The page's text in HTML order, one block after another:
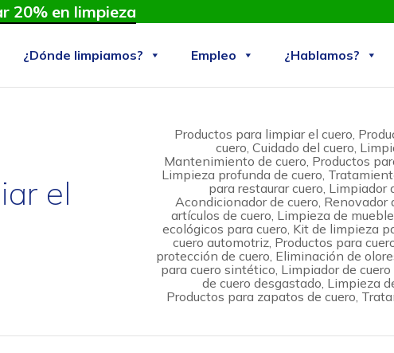
20% en limpieza
¿Dónde limpiamos? Empleo ¿Hablamos?
el
Productos para limpiar el cuero,
cuero, Cuidado del cuero,
Mantenimiento de cuero, Productos
Limpieza profunda de cuero,
para restaurar cuero, Limpiador
Acondicionador de cuero, Renovador
artículos de cuero, Limpieza de
ecológicos para cuero, Kit de limpieza
cuero automotriz, Productos para
protección de cuero, Eliminación de
para cuero sintético, Limpiador de
de cuero desgastado, Limpieza
Productos para zapatos de cuero,